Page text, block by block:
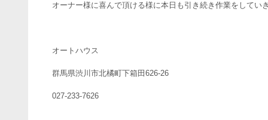
オーナー様に喜んで頂ける様に本日も引き続き作業をしてい
オートハウス
群馬県渋川市北橘町下箱田626-26
027-233-7626